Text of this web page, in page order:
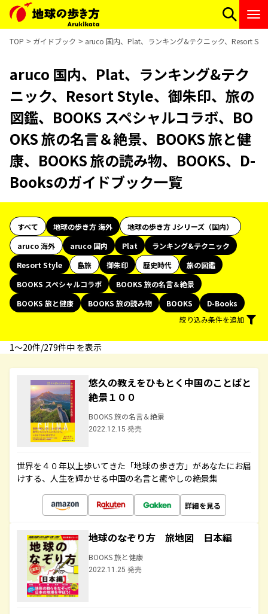
TOP ガイドブック aruco 国内、Plat、ランキング&テクニック、Resort
aruco 国内、Plat、ランキング&テク
ニック、Resort Style、御朱印、旅の
図鑑、BOOKS スペシャルコラボ、BO
OKS 旅の名言＆絶景、BOOKS 旅と健
康、BOOKS 旅の読み物、BOOKS、D-
Booksのガイドブック一覧
すべて 地球の歩き方 海外
地球の歩き方 Jシリーズ（国内）
aruco 海外
aruco 国内 Plat
ランキング&テクニック
Resort Style
島旅 御朱印 歴史時代
旅の図鑑
BOOKS スペシャルコラボ
BOOKS 旅の名言＆絶景
BOOKS 旅と健康
BOOKS 旅の読み物 BOOKS
D-Books
絞り込み条件を追加
1〜20件/279件中 を表示
悠久の教えをひもとく中国のことばと
絶景１００
BOOKS 旅の名言＆絶景
2022.12.15 発売
世界を４０年以上歩いてきた「地球の歩き方」があなたにお届
けする、人生を輝かせる中国の名言と癒やしの絶景集
詳細を見る
地球のなぞり方 旅地図 日本編
BOOKS 旅と健康
2022.11.25 発売